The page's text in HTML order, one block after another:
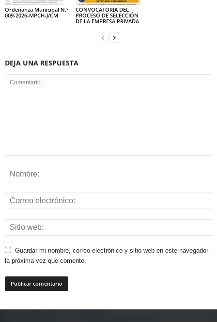
Ordenanza Municipal N.°
009-2026-MPCH-J/CM
CONVOCATORIA DEL
PROCESO DE SELECCIÓN
DE LA EMPRESA PRIVADA
DEJA UNA RESPUESTA
Guardar mi nombre, correo electrónico y sitio web en este navegador
la próxima vez que comente.